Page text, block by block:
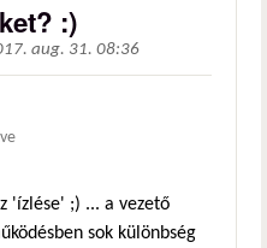
:)
aug. 31. 08:36
'ízlése' ;) ... a vezető
sok különbség